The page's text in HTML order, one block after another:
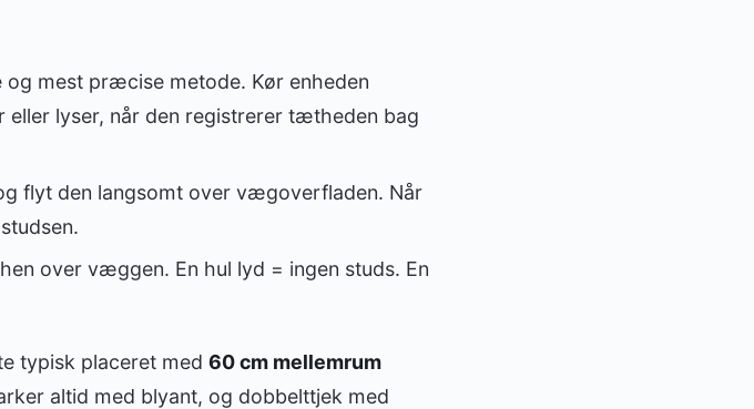
og mest præcise metode. Kør enheden
lyser, når den registrerer tætheden bag
flyt den langsomt over vægoverfladen. Når
over væggen. En hul lyd = ingen studs. En
typisk placeret med 60 cm mellemrum
altid med blyant, og dobbelttjek med